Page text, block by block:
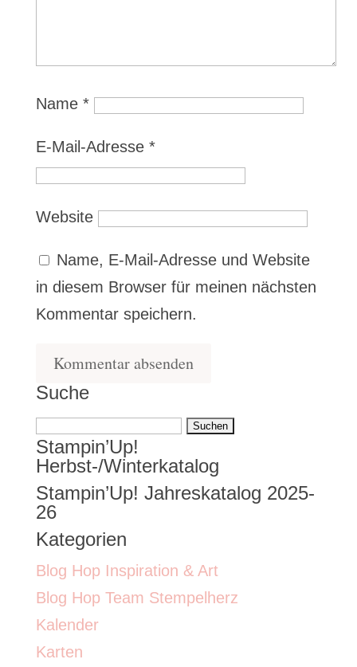
Name *
E-Mail-Adresse *
Website
Name, E-Mail-Adresse und Website
in diesem Browser für meinen nächsten
Kommentar speichern.
Suche
Suchen
nach:
Stampin’Up!
Herbst-/Winterkatalog
Stampin’Up! Jahreskatalog 2025-
26
Kategorien
Blog Hop Inspiration & Art
Blog Hop Team Stempelherz
Kalender
Karten